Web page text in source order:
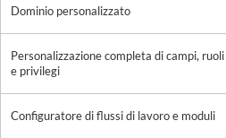
Dominio personalizzato
Personalizzazione completa di campi, ruoli
e privilegi
Configuratore di flussi di lavoro e moduli